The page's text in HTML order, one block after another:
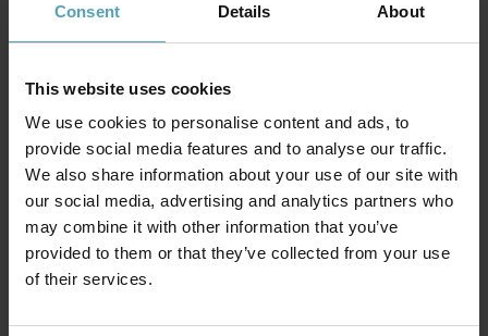
Consent Details About
This website uses cookies
We use cookies to personalise content and ads, to
provide social media features and to analyse our traffic.
We also share information about your use of our site with
our social media, advertising and analytics partners who
may combine it with other information that you’ve
provided to them or that they’ve collected from your use
of their services.
COTTEX
New Haven golvlampa
899 kr
Rek. 1 169 kr
LUCIDE
Shadi golvlampa